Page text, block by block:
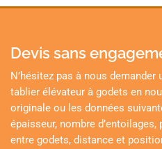
Devis sans
N’hésitez pas à nous
tablier élévateur à godets en
originale ou les données
épaisseur, nombre
entre godets, distance et